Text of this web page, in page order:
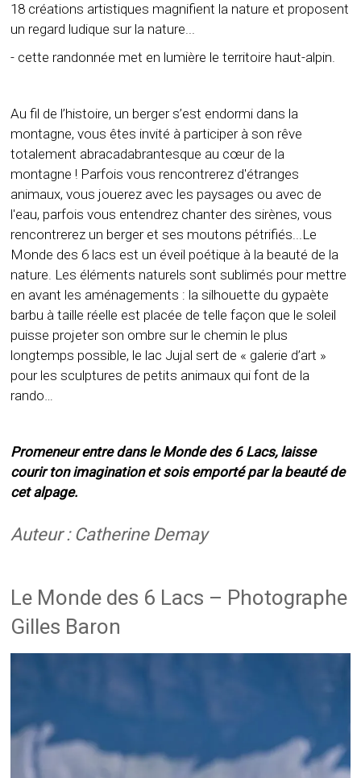
18 créations artistiques magnifient la nature et proposent
un regard ludique sur la nature...
- cette randonnée met en lumière le territoire haut-alpin.
Au fil de l’histoire, un berger s’est endormi dans la
montagne, vous êtes invité à participer à son rêve
totalement abracadabrantesque au cœur de la
montagne ! Parfois vous rencontrerez d'étranges
animaux, vous jouerez avec les paysages ou avec de
l'eau, parfois vous entendrez chanter des sirènes, vous
rencontrerez un berger et ses moutons pétrifiés...Le
Monde des 6 lacs est un éveil poétique à la beauté de la
nature. Les éléments naturels sont sublimés pour mettre
en avant les aménagements : la silhouette du gypaète
barbu à taille réelle est placée de telle façon que le soleil
puisse projeter son ombre sur le chemin le plus
longtemps possible, le lac Jujal sert de « galerie d’art »
pour les sculptures de petits animaux qui font de la
rando…
Promeneur entre dans le Monde des 6 Lacs, laisse
courir ton imagination et sois emporté par la beauté de
cet alpage.
Auteur : Catherine Demay
Le Monde des 6 Lacs – Photographe
Gilles Baron